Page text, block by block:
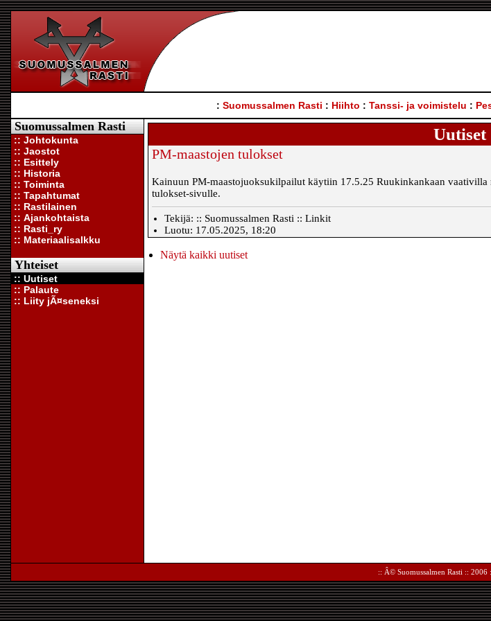
: Suomussalmen Rasti : Hiihto : Tanssi- ja voimistelu :
Suomussalmen Rasti
:: Johtokunta
:: Jaostot
:: Esittely
:: Historia
:: Toiminta
:: Tapahtumat
:: Rastilainen
:: Ajankohtaista
:: Rasti_ry
:: Materiaalisalkku
Yhteiset
:: Uutiset
:: Palaute
:: Liity jÃ¤seneksi
Uutiset
PM-maastojen tulokset
Kainuun PM-maastojuoksukilpailut käytiin 17.5.25 Ruukinkankaan
tulokset-sivulle.
Tekijä: :: Suomussalmen Rasti :: Linkit
Luotu: 17.05.2025, 18:20
Näytä kaikki uutiset
:: Â© Suomussalmen Rasti :: 2006